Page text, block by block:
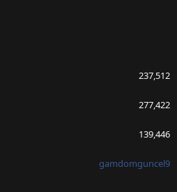
237,512
277,422
139,446
gamdomguncel9